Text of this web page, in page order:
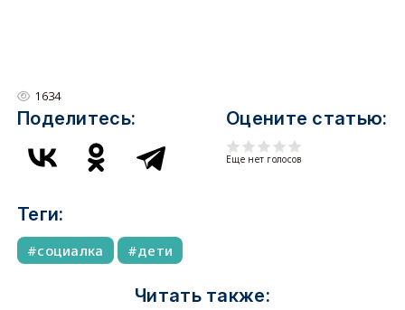
1634
Поделитесь: Оцените статью:
Еще нет голосов
Теги:
социалка дети
Читать также: